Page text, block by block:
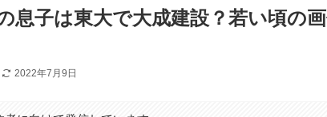
息子は東大で大成建設？若い頃の
2022年7月9日